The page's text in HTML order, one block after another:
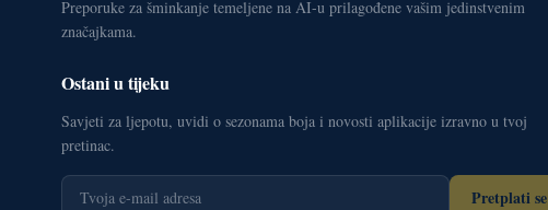
Preporuke za šminkanje temeljene na AI-u prilagođene vašim jedinstvenim
značajkama.
Ostani u tijeku
Savjeti za ljepotu, uvidi o sezonama boja i novosti aplikacije izravno u tvoj
pretinac.
Pretplati se